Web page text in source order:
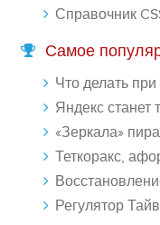
Справочник
Самое
Что делать при
Яндекс станет третьим
«Зеркала» пиратских
Теткоракс,
Восстановление реестра
Регулятор Тайваня